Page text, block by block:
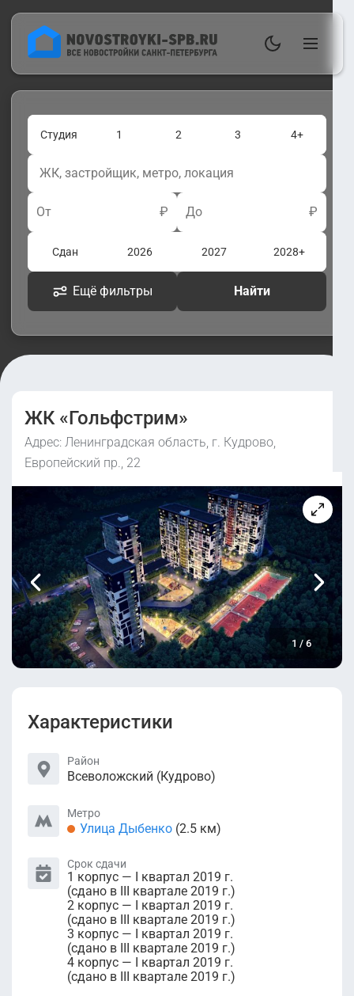
Студия 1 2 3 4+
От ₽ До ₽
Сдан 2026 2027 2028+
Ещё фильтры Найти
ЖК «Гольфстрим»
Адрес: Ленинградская область, г. Кудрово,
Европейский пр., 22
1 / 6
Характеристики
Район
Всеволожский (Кудрово)
Метро
Улица Дыбенко (2.5 км)
Срок сдачи
1 корпус — I квартал 2019 г.
(сдано в III квартале 2019 г.)
2 корпус — I квартал 2019 г.
(сдано в III квартале 2019 г.)
3 корпус — I квартал 2019 г.
(сдано в III квартале 2019 г.)
4 корпус — I квартал 2019 г.
(сдано в III квартале 2019 г.)